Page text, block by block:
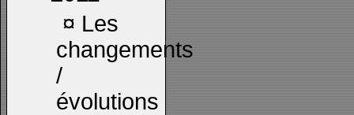
¤ Les
changements
/
évolutions